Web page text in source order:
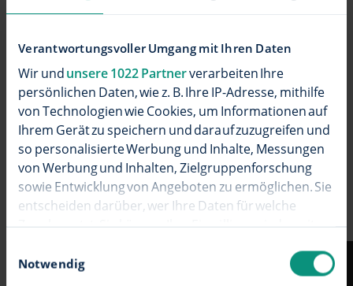
Verantwortungsvoller Umgang mit Ihren Daten
Wir undunsere 1022 Partnerverarbeiten Ihre
persönlichen Daten, wie z. B. Ihre IP-Adresse, mithilfe
von Technologien wie Cookies, um Informationen auf
Ihrem Gerät zu speichern und darauf zuzugreifen und
so personalisierte Werbung und Inhalte, Messungen
von Werbung und Inhalten, Zielgruppenforschung
sowie Entwicklung von Angeboten zu ermöglichen. Sie
entscheiden darüber, wer Ihre Daten für welche
Zwecke nutzt. Sie können Ihre Einwilligung jederzeit
Privacy Trigger Symbol ändern oder widerrufen
Notwendig
verlegen (meist unterirdisch).
Glasfaser einziehen und am
Netzabschlussgerät anschließen.
Step by step - so wird Glasfaser eingebaut: